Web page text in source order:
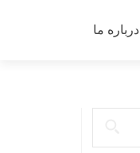
درباره ما